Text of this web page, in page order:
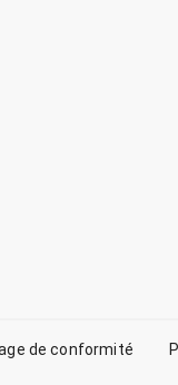
de conformité